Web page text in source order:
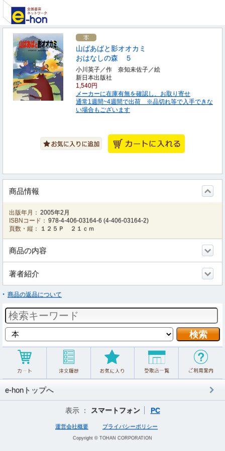
山ばあばと影オオカミ
おはなしの森 ５
小川英子／作 奈知未佐子／絵
新日本出版社
1,540円
メーカーに在庫有無を確認し、お取り寄せ
通常1週間~4週間で出荷 ※品切れ等で入手できな
い場合もございます
商品情報
出版年月： 2005年2月
ISBNコード： 978-4-406-03164-6 (4-406-03164-2)
頁数・縦：
１２５Ｐ ２１ｃｍ
商品の内容
著者紹介
商品の返品について
e-honトップへ
表示 ： スマートフォン PC
運営会社概要 プライバシーポリシー
Copyright © TOHAN CORPORATION